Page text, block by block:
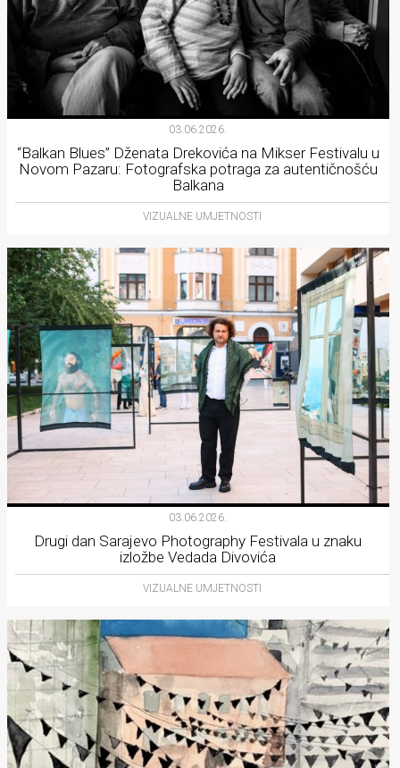
03.06.2026.
“Balkan Blues” Dženata Drekovića na Mikser Festivalu u
Novom Pazaru: Fotografska potraga za autentičnošću
Balkana
VIZUALNE UMJETNOSTI
03.06.2026.
Drugi dan Sarajevo Photography Festivala u znaku
izložbe Vedada Divovića
VIZUALNE UMJETNOSTI